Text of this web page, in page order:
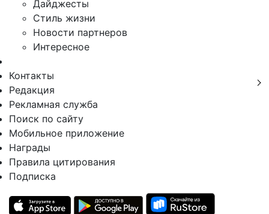
Дайджесты
Стиль жизни
Новости партнеров
Интересное
Контакты
Редакция
Рекламная служба
Поиск по сайту
Мобильное приложение
Награды
Правила цитирования
Подписка